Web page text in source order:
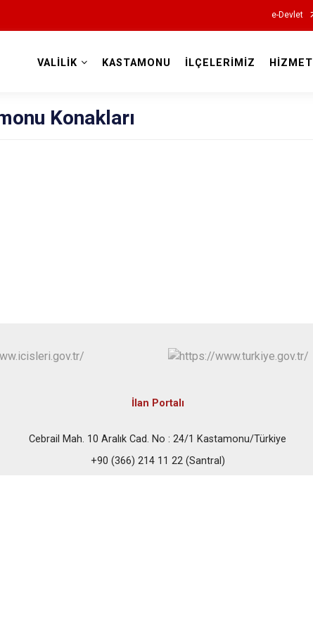
e-Devlet
VALİLİK KASTAMONU İLÇELERİMİZ
Konakları
İlan Portalı
Cebrail Mah. 10 Aralık Cad. No : 24/1 Kastamonu/Türkiye
+90 (366) 214 11 22 (Santral)